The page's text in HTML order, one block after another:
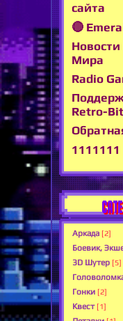
сайта
🔴
Новости
Мира
Radio
Retro-Bit
1111111
Аркада [2]
Боевик,
3D Шутер [5]
Гонки [2]
Квест [1]